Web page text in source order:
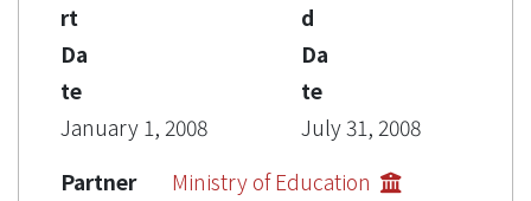
rt
Da
te
January 1, 2008
d
Da
te
July 31, 2008
Partner
Ministry of Education